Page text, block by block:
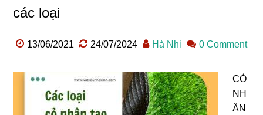
các loại
13/06/2021 24/07/2024 Hà Nhi 0 Comment
CỎ
NH
ÂN